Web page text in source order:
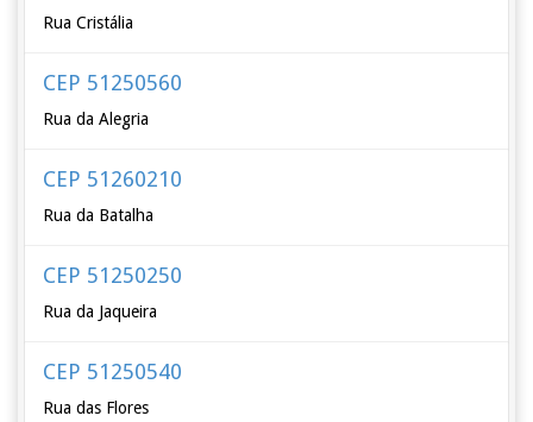
Rua Cristália
CEP 51250560
Rua da Alegria
CEP 51260210
Rua da Batalha
CEP 51250250
Rua da Jaqueira
CEP 51250540
Rua das Flores